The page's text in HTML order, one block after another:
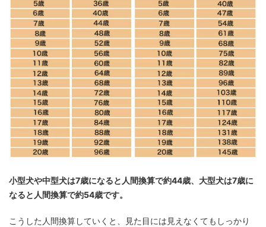
小型犬や中型犬は7歳になると人間換算で約44歳、大型犬は7歳に
なると人間換算で約54歳です。
こうした人間換算していくと、見た目には見えなくてもしっかり